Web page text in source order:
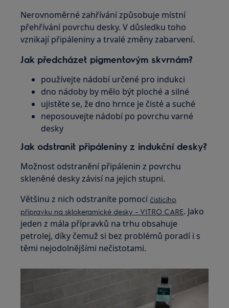
Nerovnoměrné zahřívání způsobuje místní
přehřívání povrchu desky. V důsledku toho
vznikají připáleniny a trvalé změny zabarvení.
Jak předcházet pigmentovým skvrnám?
používejte nádobí určené pro indukci
dno nádoby by mělo být ploché a silné
ujistěte se, že dno hrnce je čisté a suché
neposouvejte nádobí po povrchu varné
desky
Jak odstranit připáleniny z indukční desky?
Možnost odstranění připálenin z povrchu
skleněné desky závisí na jejich stupni.
Většinu z nich odstraníte pomocíčisticího
přípravku na sklokeramické desky – VITRO CARE. Jako
jeden z mála přípravků na trhu obsahuje
petrolej, díky čemuž si bez problémů poradí i s
těmi nejodolnějšími nečistotami.